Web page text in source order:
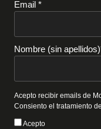
Email *
Nombre (sin
Acepto recibir emails de
Consiento el tratamiento
Acepto